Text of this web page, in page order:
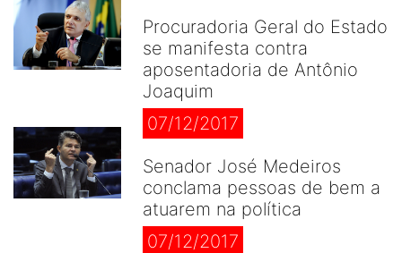
Procuradoria Geral do Estado
se manifesta contra
aposentadoria de Antônio
Joaquim
07/12/2017
Senador José Medeiros
conclama pessoas de bem a
atuarem na política
07/12/2017